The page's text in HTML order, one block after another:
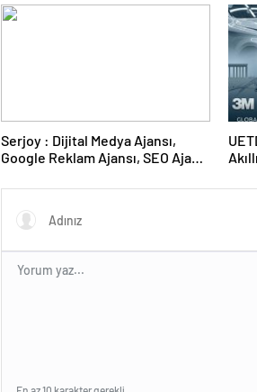
Serjoy : Dijital Medya Ajansı,
Google Reklam Ajansı, SEO Ajansı